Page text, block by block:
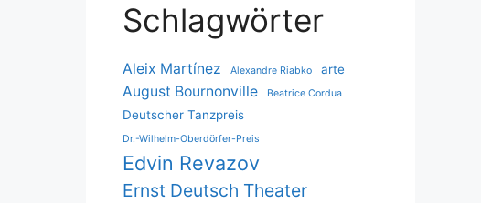
Schlagwörter
Aleix Martínez Alexandre Riabko arte
August Bournonville Beatrice Cordua
Deutscher Tanzpreis
Dr.-Wilhelm-Oberdörfer-Preis
Edvin Revazov
Ernst Deutsch Theater